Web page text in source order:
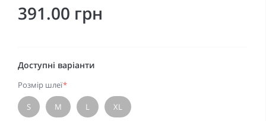
391.00 грн
Доступні варіанти
Розмір шлеї*
S M L XL